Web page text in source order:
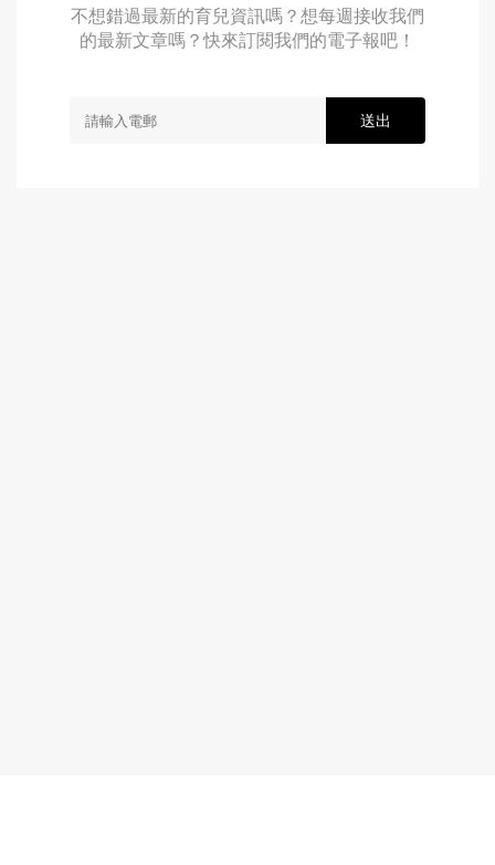
不想錯過最新的育兒資訊嗎？想每週接收我們
的最新文章嗎？快來訂閱我們的電子報吧！
送出